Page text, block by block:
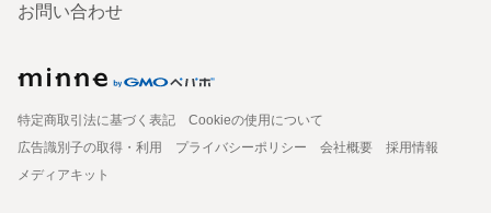
お問い合わせ
特定商取引法に基づく表記
Cookieの使用について
広告識別子の取得・利用
プライバシーポリシー 会社概要
採用情報
メディアキット